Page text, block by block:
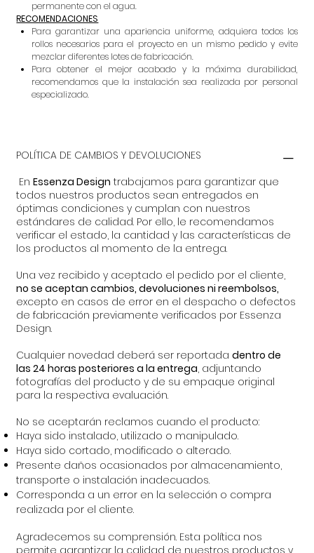
permanente con el agua.
RECOMENDACIONES
Para garantizar una apariencia uniforme, adquiera todos los
rollos necesarios para el proyecto en un mismo pedido y evite
mezclar diferentes lotes de fabricación.
Para obtener el mejor acabado y la máxima durabilidad,
recomendamos que la instalación sea realizada por personal
especializado.
POLÍTICA DE CAMBIOS Y DEVOLUCIONES
EnEssenza Design trabajamos para garantizar que
todos nuestros productos sean entregados en
óptimas condiciones y cumplan con nuestros
estándares de calidad. Por ello, le recomendamos
verificar el estado, la cantidad y las características de
los productos al momento de la entrega.
Una vez recibido y aceptado el pedido por el cliente,
no se aceptan cambios, devoluciones ni reembolsos,
excepto en casos de error en el despacho o defectos
de fabricación previamente verificados por Essenza
Design.
Cualquier novedad deberá ser reportadadentro de
las 24 horas posteriores a la entrega, adjuntando
fotografías del producto y de su empaque original
para la respectiva evaluación.
No se aceptarán reclamos cuando el producto:
Haya sido instalado, utilizado o manipulado.
Haya sido cortado, modificado o alterado.
Presente daños ocasionados por almacenamiento,
transporte o instalación inadecuados.
Corresponda a un error en la selección o compra
realizada por el cliente.
Agradecemos su comprensión. Esta política nos